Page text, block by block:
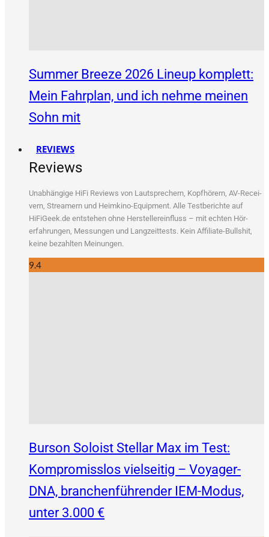
Summer Breeze 2026 Lineup komplett:
Mein Fahrplan, und ich nehme meinen
Sohn mit
REVIEWS
Reviews
Unab­hän­gi­ge HiFi Reviews von Laut­spre­chern, Kopf­hö­rern, AV-Recei­
vern, Strea­mern und Heim­ki­no-Equip­ment. Alle Test­be­rich­te auf
HiFiGeek.de ent­ste­hen ohne Her­stel­ler­ein­fluss – mit ech­ten Hör­
erfah­run­gen, Mes­sun­gen und Lang­zeit­tests. Kein Affi­lia­te-Bull­shit,
kei­ne bezahl­ten Meinungen.
9.4
Burson Soloist Stellar Max im Test:
Kompromisslos vielseitig – Voyager-
DNA, branchenführender IEM-Modus,
unter 3.000 €